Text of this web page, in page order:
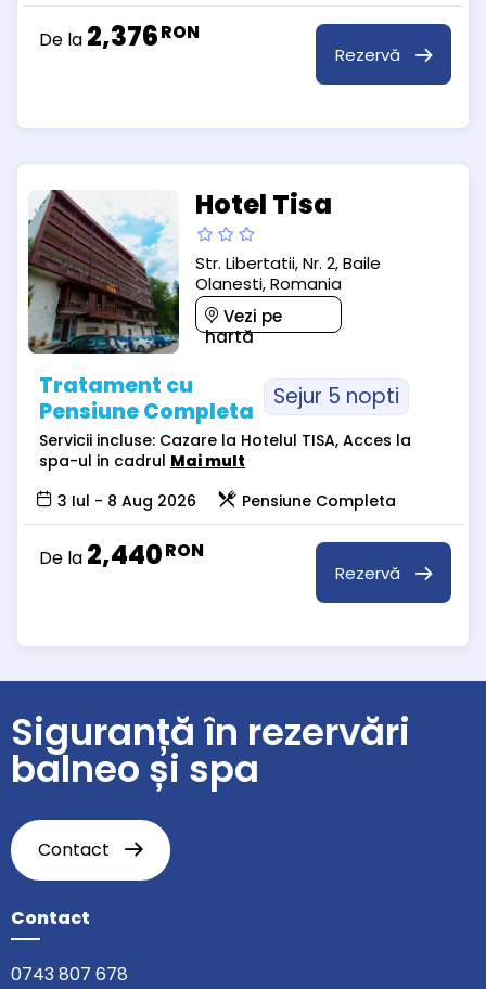
De la 2,376RON
Rezervă
Hotel Tisa
Str. Libertatii, Nr. 2, Baile
Olanesti, Romania
Vezi pe
hartă
Tratament cu
Pensiune Completa
Sejur 5 nopti
Servicii incluse: Cazare la Hotelul TISA, Acces la
spa-ul in cadrul Mai mult
3 Iul - 8 Aug 2026
Pensiune Completa
De la 2,440RON
Rezervă
Siguranță în rezervări
balneo și spa
Contact
Contact
0743 807 678